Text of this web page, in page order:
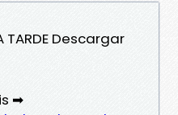
TARDE Descargar
➡